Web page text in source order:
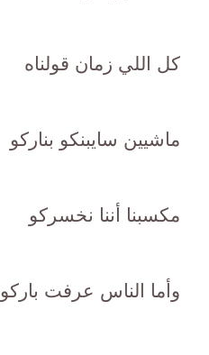
كل اللي زمان قولناه
ماشيين سايبنكو بناركو
مكسبنا أننا نخسركو
وأما الناس عرفت باركو